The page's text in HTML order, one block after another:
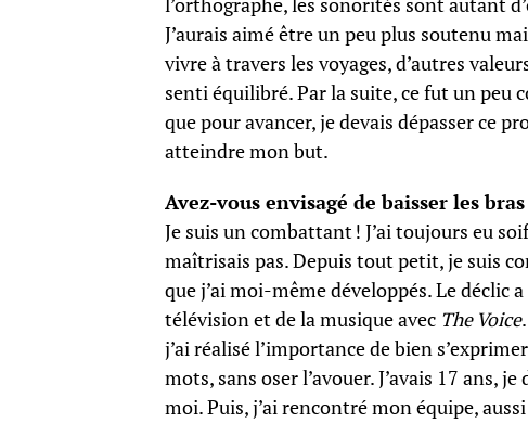
J’aurais aimé être un peu plus soutenu
vivre à travers les voyages, d’autres
senti équilibré. Par la suite, ce fut un peu
que pour avancer, je devais dépasser ce
atteindre mon but.
Avez-vous envisagé de baisser les bras
Je suis un combattant ! J’ai toujours eu
maîtrisais pas. Depuis tout petit, je suis
que j’ai moi-même développés. Le déclic
télévision et de la musique avec The Voice
j’ai réalisé l’importance de bien
mots, sans oser l’avouer. J’avais 17 ans,
moi. Puis, j’ai rencontré mon équipe,